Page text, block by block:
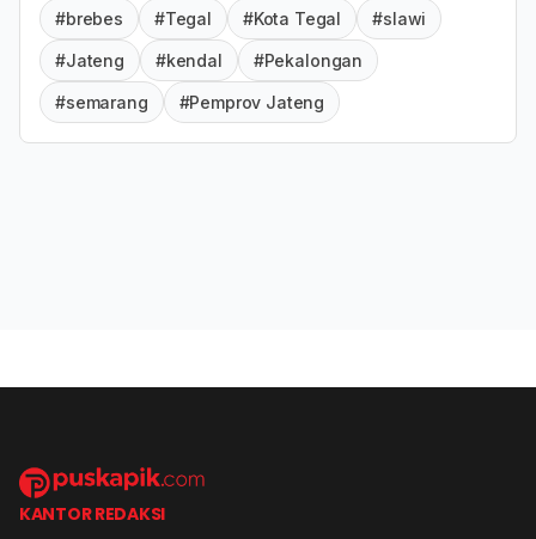
#brebes #Tegal #Kota Tegal #slawi
#Jateng #kendal #Pekalongan
#semarang #Pemprov Jateng
KANTOR REDAKSI